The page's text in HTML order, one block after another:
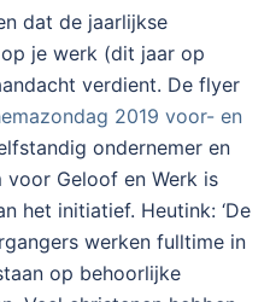
dat de jaarlijkse
je werk (dit jaar op
verdient. De flyer
2019 voor- en
ondernemer en
Geloof en Werk is
het initiatief. Heutink: ‘De
werken fulltime in
op behoorlijke